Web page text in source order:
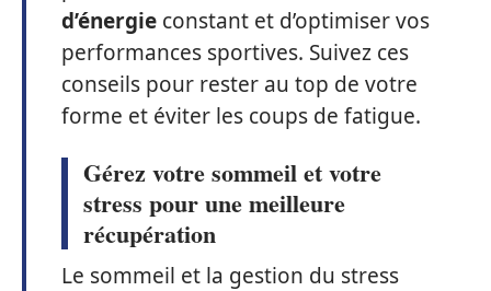
d’énergie constant et d’optimiser vos
performances sportives. Suivez ces
conseils pour rester au top de votre
forme et éviter les coups de fatigue.
Gérez votre sommeil et votre
stress pour une meilleure
récupération
Le sommeil et la gestion du stress